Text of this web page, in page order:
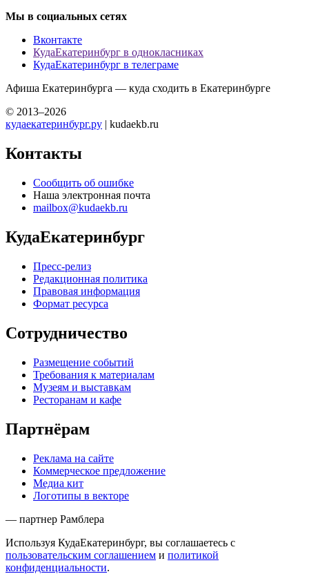
Мы в социальных сетях
Вконтакте
КудаЕкатеринбург в однокласниках
КудаЕкатеринбург в телеграме
Афиша Екатеринбурга — куда сходить в Екатеринбурге
© 2013–2026
кудаекатеринбург.ру | kudaekb.ru
Контакты
Сообщить об ошибке
Наша электронная почта
mailbox@kudaekb.ru
КудаЕкатеринбург
Пресс-релиз
Редакционная политика
Правовая информация
Формат ресурса
Сотрудничество
Размещение событий
Требования к материалам
Музеям и выставкам
Ресторанам и кафе
Партнёрам
Реклама на сайте
Коммерческое предложение
Медиа кит
Логотипы в векторе
— партнер Рамблера
Используя КудаЕкатеринбург, вы соглашаетесь с
пользовательским соглашением и политикой
конфиденциальности.